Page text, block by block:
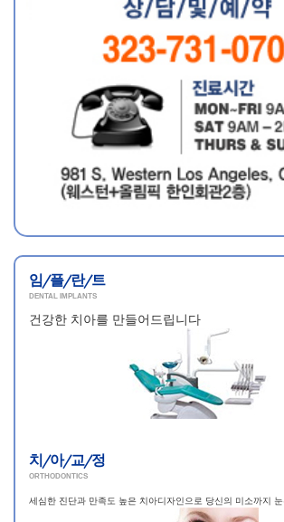
임/플/란/트
DENTAL IMPLANTS
건강한 치아를 만들어드립니다
치/아/교/정
ORTHODONTICS
세심한 진단과 만족도 높은 치아디자인으로 당신의 미소까지